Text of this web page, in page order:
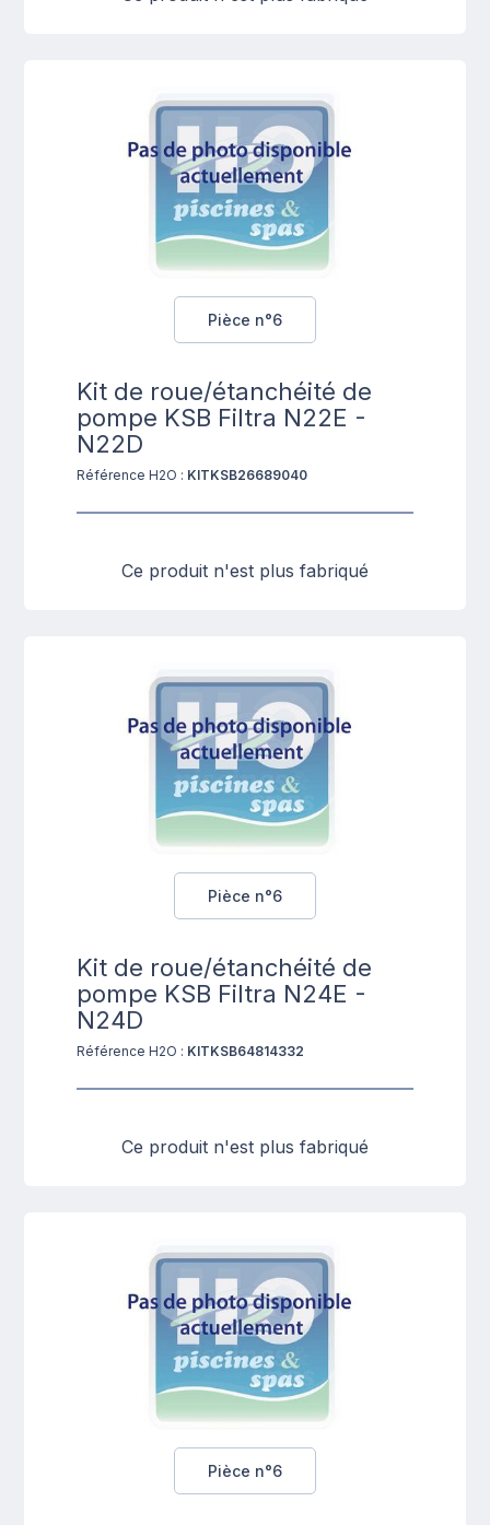
Pièce n°6
Kit de roue/étanchéité de
pompe KSB Filtra N22E -
N22D
Référence H2O : KITKSB26689040
Ce produit n'est plus fabriqué
Pièce n°6
Kit de roue/étanchéité de
pompe KSB Filtra N24E -
N24D
Référence H2O : KITKSB64814332
Ce produit n'est plus fabriqué
Pièce n°6